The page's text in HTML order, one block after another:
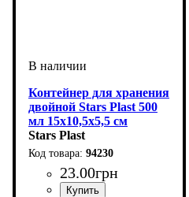
Контейнер для хранения
двойной Stars Plast 500
мл 15х10,5х5,5 см
Stars Plast
94230
23.00грн